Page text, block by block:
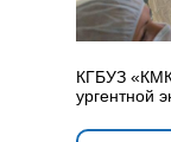
КГБУЗ
ургентной